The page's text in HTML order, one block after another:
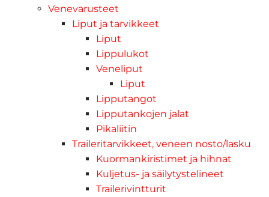
Venevarusteet
Liput ja tarvikkeet
Liput
Lippulukot
Veneliput
Liput
Lipputangot
Lipputankojen jalat
Pikaliitin
Traileritarvikkeet, veneen nosto/lasku
Kuormankiristimet ja hihnat
Kuljetus- ja säilytystelineet
Trailerivintturit